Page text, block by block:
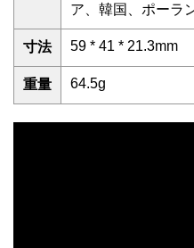
ア、韓国、ポーラ
寸法 59 * 41 * 21.3mm
重量 64.5g